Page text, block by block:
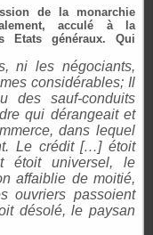
de la monarchie
acculé à la
Etats généraux. Qui
ni les négociants,
considérables; Il
des sauf-conduits
qui dérangeait et
dans lequel
Le crédit […] étoit
étoit universel, le
affaiblie de moitié,
ouvriers passoient
désolé, le paysan